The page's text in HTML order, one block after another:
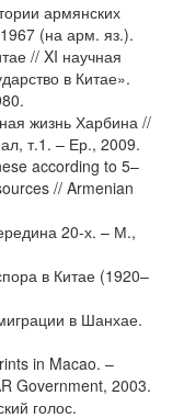
армянских
(на арм. яз.).
// XI научная
в Китае».
жизнь Харбина //
т.1. – Ер., 2009.
according to 5–
// Armenian
20-х. – М.,
в Китае (1920–
в Шанхае.
in Macao. –
Government, 2003.
голос.